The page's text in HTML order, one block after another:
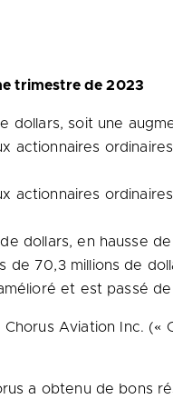
trimestre de 2023
dollars, soit une
actionnaires
actionnaires
dollars, en hausse
70,3 millions de
et est passé
Aviation Inc. («
a obtenu de bons